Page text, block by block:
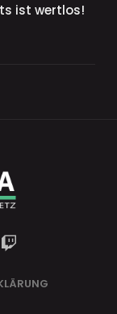
ist wertlos!